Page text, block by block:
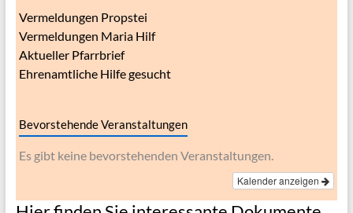
Vermeldungen Propstei
Vermeldungen Maria Hilf
Aktueller Pfarrbrief
Ehrenamtliche Hilfe gesucht
Bevorstehende Veranstaltungen
Es gibt keine bevorstehenden Veranstaltungen.
Kalender anzeigen